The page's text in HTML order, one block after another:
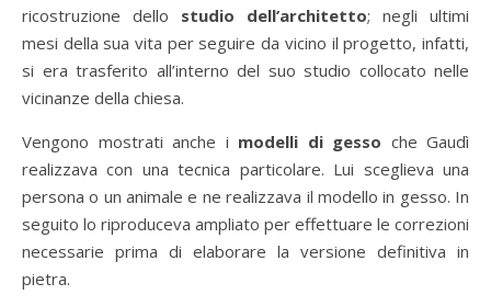
ricostruzione dello studio dell’architetto; negli ultimi
mesi della sua vita per seguire da vicino il progetto, infatti,
si era trasferito all’interno del suo studio collocato nelle
vicinanze della chiesa.
Vengono mostrati anche i modelli di gesso che Gaudì
realizzava con una tecnica particolare. Lui sceglieva una
persona o un animale e ne realizzava il modello in gesso. In
seguito lo riproduceva ampliato per effettuare le correzioni
necessarie prima di elaborare la versione definitiva in
pietra.